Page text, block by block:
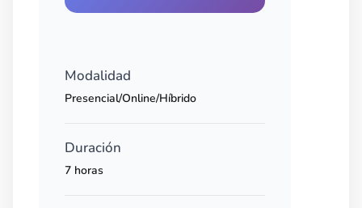
Modalidad
Presencial/Online/Híbrido
Duración
7 horas